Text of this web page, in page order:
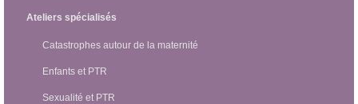
Ateliers spécialisés
Catastrophes autour de la maternité
Enfants et PTR
Sexualité et PTR